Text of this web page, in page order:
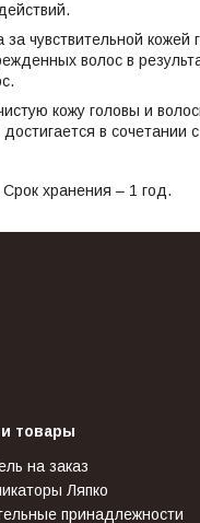
чувствительной
волос в
кожу головы и
в сочетании
хранения – 1 год.
товары
на заказ
Ляпко
принадлежности